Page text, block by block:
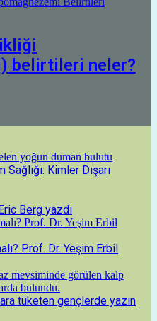
belirtileri neler?
Sağlığı: Kimler Dışarı
Berg yazdı
Prof. Dr. Yeşim Erbil
tüketen gençlerde yazın